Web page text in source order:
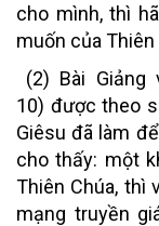
cho mình, thì
muốn của Thiên
(2) Bài Giảng
10) được theo
Giêsu đã làm
cho thấy: một
Thiên Chúa, thì
mạng truyền